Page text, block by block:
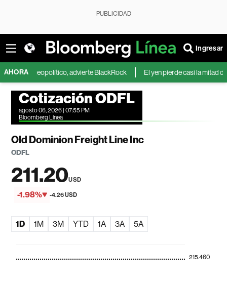
PUBLICIDAD
Ingresar
AHORA
geopolítico, advierte BlackRock El yen pierde casi la mitad de sus
Cotización ODFL
agosto 06, 2026 | 07:55 PM
Bloomberg Línea
Old Dominion Freight Line Inc
ODFL
211.20USD
-1.98% -4.26 USD
1D 1M 3M YTD 1A 3A 5A
215.460